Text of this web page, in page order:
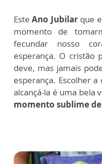
EsteAno Jubilarque
momento de
fecundar nosso
esperança. O cristão
deve, mas jamais
esperança. Escolher
alcançá-la é uma bela
momento sublime